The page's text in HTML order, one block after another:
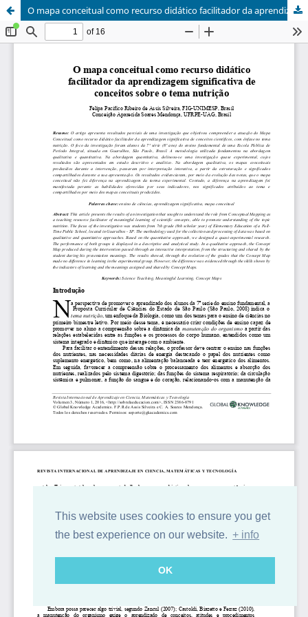
This website uses cookies to ensure you get
the best experience on our website. + info
OK
O mapa conceitual como recurso didático facilitador da aprendizagem significativa de conceitos sobre o tema nutrição / The Concept Map as a Teaching Resouce Facilitador of Learning Concepts on the Nutrition Theme